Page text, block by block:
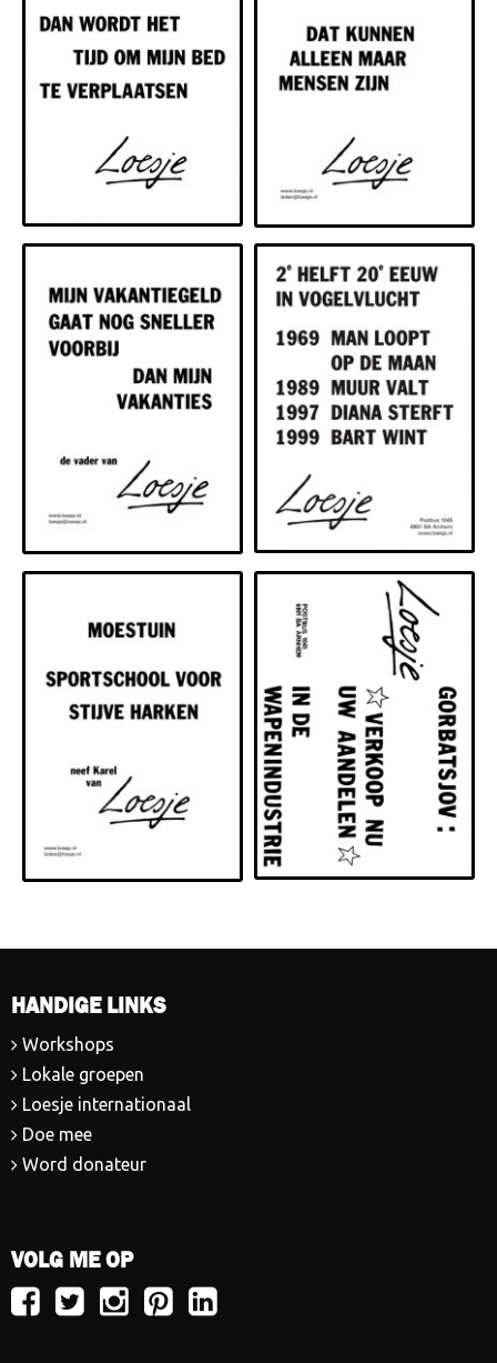
HANDIGE LINKS
Workshops
Lokale groepen
Loesje internationaal
Doe mee
Word donateur
VOLG ME OP
VolgVolgVolgVolgVolg